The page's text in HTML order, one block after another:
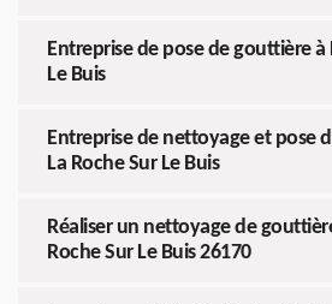
Entreprise de pose de gouttière à
Le Buis
Entreprise de nettoyage et pose
La Roche Sur Le Buis
Réaliser un nettoyage de
Roche Sur Le Buis 26170